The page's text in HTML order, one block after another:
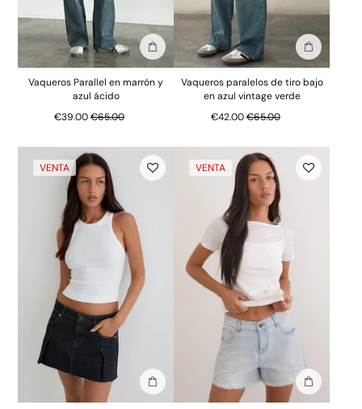
Añadir a la bolsa
Vaqueros Parallel en marrón y
azul ácido
€39.00Precio normal
€65.00
Añadir a la
Vaqueros paralelos de tiro bajo
en azul vintage verde
€42.00Precio normal
€65.00
VENTA
Añadir a la bolsa
VENTA
Añadir a la